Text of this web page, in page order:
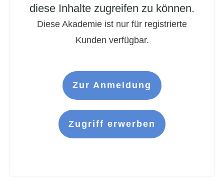
diese Inhalte zugreifen zu können.
Diese Akademie ist nur für registrierte
Kunden verfügbar.
Zur Anmeldung
Zugriff erwerben